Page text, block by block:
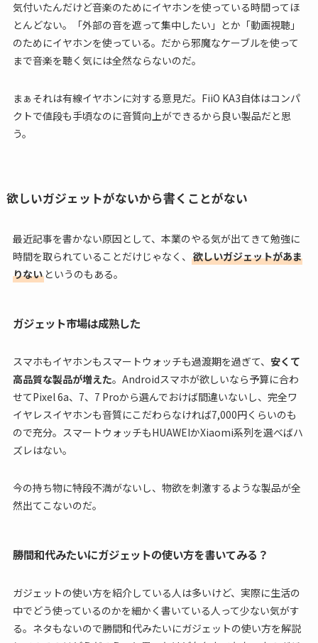
気付いたんだけど音楽のためにイヤホンを使っている時間ってほ
とんどない。「外部の音を遮って集中したい」とか「動画視聴」
のためにイヤホンを使っている。だから邪魔なケーブルを使って
まで音楽を聴く気には全然ならないのだ。
まぁそれは有線イヤホンに対する意見だ。FiiO KA3自体はコンパ
クトで値段も手頃なのに音質向上ができるから良い製品だと思
う。
欲しいガジェットがないから書くことがない
最近記事を書かない原因として、本業のやる気が出てきて勉強に
時間を取られていることだけじゃなく、 欲しいガジェットがあま
りないというのもある。
ガジェット市場は成熟した
スマホもイヤホンもスマートウォッチも過渡期を過ぎて、 安くて
高品質な製品が増えた。Androidスマホが欲しいなら予算に合わ
せてPixel 6a、7、7 Proから選んでおけば間違いないし、完全ワ
イヤレスイヤホンも音質にこだわらなければ7,000円くらいのも
ので充分。スマートウォッチもHUAWEIかXiaomi系列を選べばハ
ズレはない。
今の持ち物に特段不満がないし、物欲を刺激するような製品が全
然出てこないのだ。
勝間和代みたいにガジェットの使い方を書いてみる？
ガジェットの使い方を紹介している人は多いけど、実際に生活の
中でどう使っているのかを細かく書いている人って少ない気がす
る。ネタもないので勝間和代みたいにガジェットの使い方を解説